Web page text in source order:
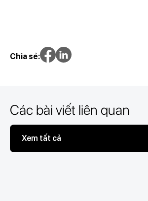
Chia sẻ:
Các bài viết liên quan
Xem tất cả